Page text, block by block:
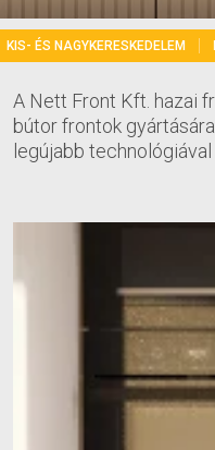
KIS- ÉS NAGYKERESKEDELEM
A Nett Front Kft. hazai
bútor frontok
legújabb technológiával